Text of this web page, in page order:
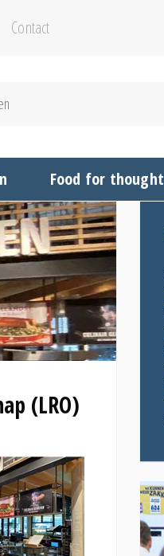
Contact
Food for thought
(LRO)